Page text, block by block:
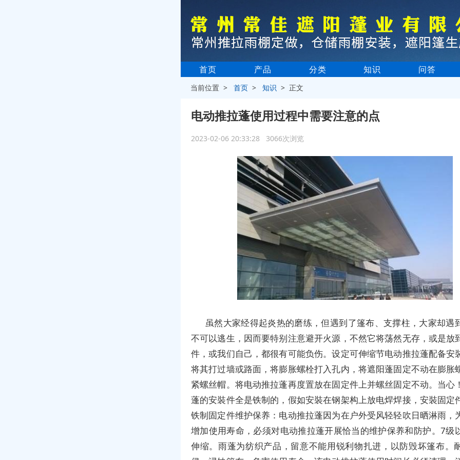
首页 产品 分类 知识 问答
当前位置 >首页 >知识 > 正文
电动推拉蓬使用过程中需要注意的点
2023-02-06 20:33:28 3066次浏览
虽然大家经得起炎热的磨练，但遇到了篷布、支撑柱，大家却遇
不可以逃生，因而要特别注意避开火源，不然它将荡然无存，或是放
件，或我们自己，都很有可能负伤。设定可伸缩节电动推拉蓬配备安
将其打过墙或路面，将膨胀螺栓打入孔内，将遮阳蓬固定不动在膨胀
紧螺丝帽。将电动推拉蓬再度置放在固定件上并螺丝固定不动。当心
蓬的安裝件全是铁制的，假如安裝在钢架构上放电焊焊接，安裝固定
铁制固定件维护保养：电动推拉蓬因为在户外受风轻轻吹日晒淋雨，
增加使用寿命，必须对电动推拉蓬开展恰当的维护保养和防护。7级
伸缩。雨蓬为纺织产品，留意不能用锐利物扎进，以防毁坏篷布。